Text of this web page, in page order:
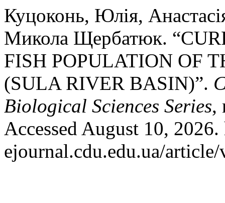
Куцоконь, Юлія,
Микола Щербатюк.
FISH POPULATION OF
(SULA RIVER BASIN)”.
Biological Sciences Series,
Accessed August 10,
ejournal.cdu.edu.ua/